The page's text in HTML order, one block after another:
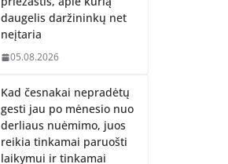
daugelis daržininkų net
neįtaria
05.08.2026
Kad česnakai nepradėtų
gesti jau po mėnesio nuo
derliaus nuėmimo, juos
reikia tinkamai paruošti
laikymui ir tinkamai